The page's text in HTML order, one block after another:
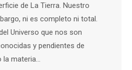
de La Tierra. Nuestro
ni es completo ni total.
Universo que nos son
y pendientes de
la materia…